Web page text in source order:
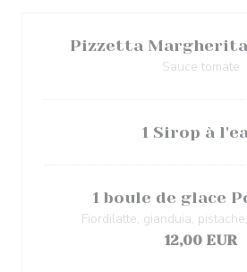
Pizzetta Margherita
Sauce tomate
1 Sirop à
1 boule de glace
Fiordilatte, gianduia,
12,00 EUR